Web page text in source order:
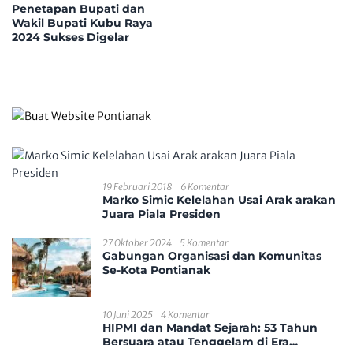
Penetapan Bupati dan
Wakil Bupati Kubu Raya
2024 Sukses Digelar
19 Februari 2018 6 Komentar
Marko Simic Kelelahan Usai Arak arakan
Juara Piala Presiden
27 Oktober 2024 5 Komentar
Gabungan Organisasi dan Komunitas
Se-Kota Pontianak
10 Juni 2025 4 Komentar
HIPMI dan Mandat Sejarah: 53 Tahun
Bersuara atau Tenggelam di Era